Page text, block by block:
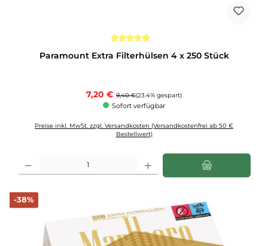
Paramount Extra Filterhülsen 4 x 250 Stück
Verkaufspreis:
7,20 € Regulärer Preis:
9,40 €(23.4% gespart)
Sofort verfügbar
Preise inkl. MwSt. zzgl. Versandkosten (Versandkostenfrei ab 50 €
Bestellwert)
-38%Rabatt